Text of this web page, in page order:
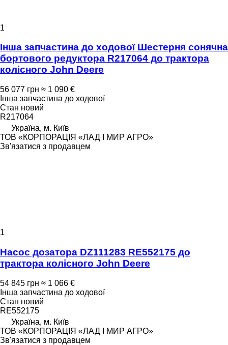
1
Інша запчастина до ходової Шестерня сонячна
бортового редуктора R217064 до трактора
колісного John Deere
56 077 грн ≈ 1 090 €
Інша запчастина до ходової
Стан новий
R217064
Україна, м. Київ
ТОВ «КОРПОРАЦІЯ «ЛАД І МИР АГРО»
Зв'язатися з продавцем
1
Насос дозатора DZ111283 RE552175 до
трактора колісного John Deere
54 845 грн ≈ 1 066 €
Інша запчастина до ходової
Стан новий
RE552175
Україна, м. Київ
ТОВ «КОРПОРАЦІЯ «ЛАД І МИР АГРО»
Зв'язатися з продавцем